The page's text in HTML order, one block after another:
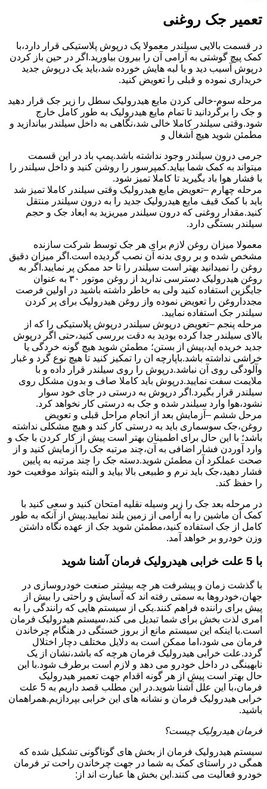
تعمیر جک روغنی
در قسمت بالایی سیلندر معمولا یک درپوش پلاستیکی قرار دارد،با
کمک پیچ گوشتی به آرامی آن را بیرون بیاورید.اگر در حین باز کردن
درپوش آسیب دید و یا لبه هایش خورده شد،باید یک درپوش جدید
خریداری نموده و قبلی را تعویض کنید.
مرحله سوم-خالی کردن مایع هیدرولیک سطل را زیر جک قرار دهید
و جک را برگردانید تا تمام مایع هیدرولیک به طور کامل خارج
شود.وقتی سیلندر کاملا خالی شد،نگاهی به داخل سیلندر بیاندازید و
مطمئن شوید هیچ آشغال و
جرمی درون سیلندر وجود نداشته باشد.پمپ باد در این قسمت
میتواند به کمک شما بیاید.کمپرسور را روشن کنید و داخل سیلندر را
با فشار هوا باد بگیرید تا کاملا تمیز شود.
مرحله چهارم –تعویض مایع هیدرولیک وقتی سیلندر کاملا تمیز شد
باید با کمک قیف مایع هیدرولیک جدید را به درون سیلندر منتقل
کنید.مقدار روغنی که درون سیلندر میریزید به ابعاد جک و حجم
سیلندر بستگی دارد.
معمولا میزان روغن لازم برای هر جک توسط شرکت سازنده
مشخص شده و بر روی بدنه آن نصب گردیده است.اگر میزان دقیق
روغن را نمیدانید بهتر است سیلندر را تا حد ممکن پر نمایید.اگر به
روغن هیدرولیک دسترسی ندارید از روغن موتور ۳۰ به عنوان
جایگزین استفاده کنید ولی به خاطر داشته باشید در اولین فرصت
مجدداروغن را تعویض نموده واز روغن هیدرولیک برای پر کردن
سیلندر جک استفاده نمایید.
مرحله پنجم –تعویض درپوش سیلندر درپوش پلاستیکی را که از
بالای سیلندر جدا کرده بودید به دقت بررسی کنید،حتی اگر درپوش
جدید خریده اید،پیش از بستن؛ مطمئن شوید هیچ گونه خردگی یا
خراشی نداشته باشد.باپارچه ان را تمکیز کنید تا هیچ نوع گرد و غبار
وآلودگی روی آن نباشد.درپوش را روی سیلندر قرار داده و با
ملایمت سفت نمایید.درپوش باید کاملا صاف و بدون مشکل روی
سیلندر قرار بگیرد.اگر درپوش به درستی در جای خود سوار
نشود،هوا وارد سیلندر شده و جک به درستی کار نخواهد کرد.
مرحل ششم –آزمایش بعد از انجام مراحل قبلی و تعویض
روغن،جک سوسماری باید به درستی کار کند و هیچ مشکلی نداشته
باشد؛ با این حال برای اطمینان بهتر است پیش از کار کردن با جک و
وارد آوردن فشار اضافی به آن،چند مرتبه جک را آزمایش کنید و از
صحت عملکرد آن مطمئن شوید.دسته جک را چند مرتبه به پایین
فشار دهید،جک باید نرم و طبیعی بالا بیاید و البته بتواند موقعیت خود
را حفظ کند.
در مرحله بعد جک را زیر وسیله نقلیه امتحان کنید و سعی کنید با
کمک آن ماشین را به آرامی از زمین بلند نمایید.پیش از آنکه به طور
کامل از جک استفاده کنید،مطمئن شوید جک از عهده نگاه داشتن
وزن خودرو بر خواهد آمد.
با 5 علت خرابی هیدرولیک فرمان آشنا شوید
با گذشت زمان و پیشرفت هر چه بیشتر صنعت خودروسازی در
جهان،خودروها به سمتی رفته اند که آسایش و راحتی را بیش از
پیش برای راننده فراهم کنند.یکی از سیستم هایی که رانندگی را به
امری لذت بخش برای شما تبدیل می کند،سیستم هیدرولیک فرمان
است.با اینکه این سیستم مانع از بروز خستگی در هنگام چرخاندن
فرمان می شود،اما ممکن است به دلایل مختلف دچار اختلال
گردد.علت خرابی هیدرولیک فرمان هرچه که باشد،نشان از یک
نابهینگی در داخل خودرو می دهد و لازم است برطرف شود.با این
حال بهتر است پیش از هر گونه اقدام جهت تعمیر هیدرولیک
فرمان،با این علل آشنا شوید.در این مطلب قصد داریم به 5 علت
خرابی هیدرولیک فرمان و نشانه های این خرابی بپردازیم.همراهمان
باشید.
فرمان هیدرولیک چیست؟
سیستم هیدرولیک فرمان از بخش های گوناگونی تشکیل شده که
همگی در راستای کمک به شما در جهت چرخاندن راحت تر فرمان
خودرو فعالیت می کنند.این بخش ها عبارت اند از: